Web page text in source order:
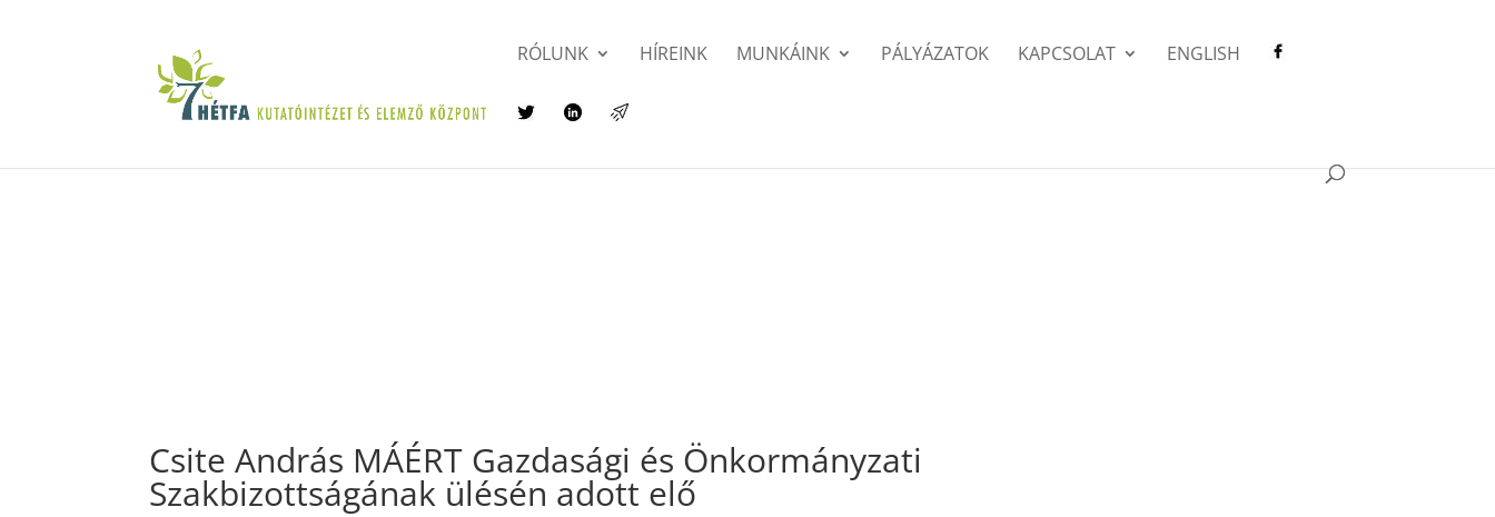
RÓLUNK HÍREINK MUNKÁINK PÁLYÁZATOK KAPCSOLAT ENGLISH
Csite András MÁÉRT Gazdasági és Önkormányzati
Szakbizottságának ülésén adott elő